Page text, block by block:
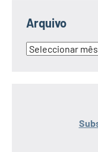
Arquivo
Arquivo